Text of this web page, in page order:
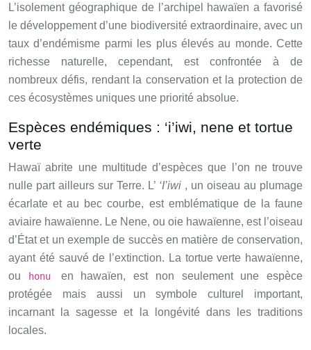
L’isolement géographique de l’archipel hawaïen a favorisé
le développement d’une biodiversité extraordinaire, avec un
taux d’endémisme parmi les plus élevés au monde. Cette
richesse naturelle, cependant, est confrontée à de
nombreux défis, rendant la conservation et la protection de
ces écosystèmes uniques une priorité absolue.
Espèces endémiques : ‘i’iwi, nene et tortue
verte
Hawaï abrite une multitude d’espèces que l’on ne trouve
nulle part ailleurs sur Terre. L’ ‘I’iwi , un oiseau au plumage
écarlate et au bec courbe, est emblématique de la faune
aviaire hawaïenne. Le Nene, ou oie hawaïenne, est l’oiseau
d’État et un exemple de succès en matière de conservation,
ayant été sauvé de l’extinction. La tortue verte hawaïenne,
ou
honu en hawaïen, est non seulement une espèce
protégée mais aussi un symbole culturel important,
incarnant la sagesse et la longévité dans les traditions
locales.